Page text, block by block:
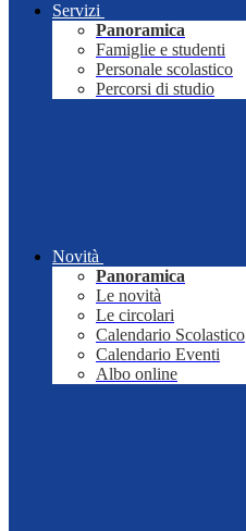
Servizi
Panoramica
Famiglie e studenti
Personale scolastico
Percorsi di studio
Novità
Panoramica
Le novità
Le circolari
Calendario Scolastico
Calendario Eventi
Albo online